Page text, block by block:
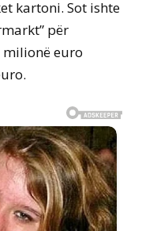
kartoni. Sot ishte
për
euro